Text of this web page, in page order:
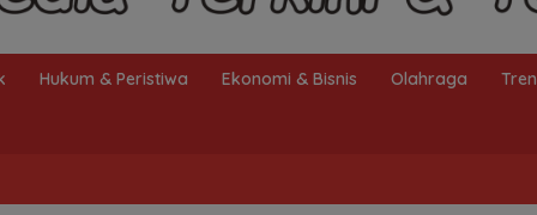
Hukum & Peristiwa Ekonomi & Bisnis Olahraga